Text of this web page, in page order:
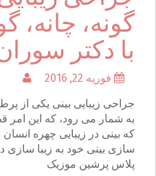
گونه،
با دکتر
فوریه 22, 2016
جراحی زیبایی بینی یکی از
به شمار می رود، که این
که بینی در زیبایی چهره
سازی بینی خود به زیبا سازی
پلاس پرشین موزیک